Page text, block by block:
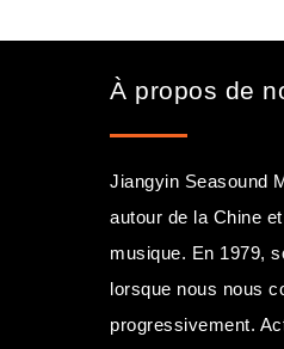
À propos de
Jiangyin Seasound
autour de la Chine
musique. En 1979,
lorsque nous nous
progressivement.